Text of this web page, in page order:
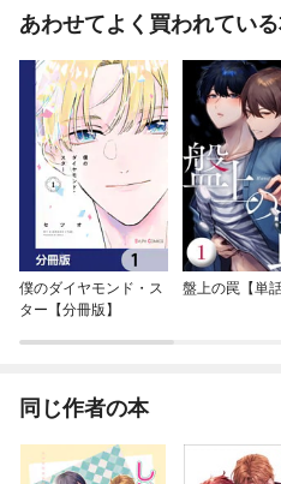
あわせてよく買われてい
僕のダイヤモンド・ス
ター【分冊版】
盤上の罠【単話
同じ作者の本